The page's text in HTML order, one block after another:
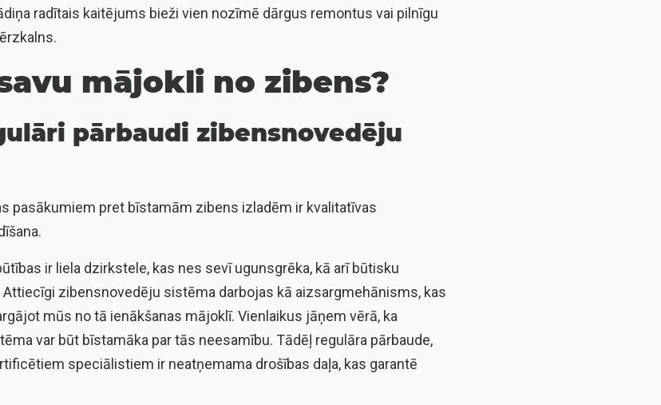
radītais kaitējums bieži vien nozīmē dārgus remontus vai pilnīgu
mājokli no zibens?
pārbaudi zibensnovedēju
pasākumiem pret bīstamām zibens izladēm ir kvalitatīvas
ir liela dzirkstele, kas nes sevī ugunsgrēka, kā arī būtisku
zibensnovedēju sistēma darbojas kā aizsargmehānisms, kas
mūs no tā ienākšanas mājoklī. Vienlaikus jāņem vērā, ka
var būt bīstamāka par tās neesamību. Tādēļ regulāra pārbaude,
speciālistiem ir neatņemama drošības daļa, kas garantē